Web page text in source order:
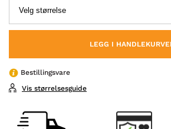
LEGG I
Bestillingsvare
Vis størrelsesguide